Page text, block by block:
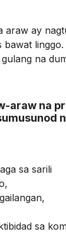
araw ay
na
araw na
sa sarili
sa